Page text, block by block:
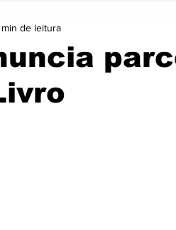
min de leitura